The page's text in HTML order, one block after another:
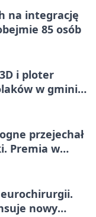
na integrację
85 osób
i ploter
w gminie
przejechał
Premia w
nowy